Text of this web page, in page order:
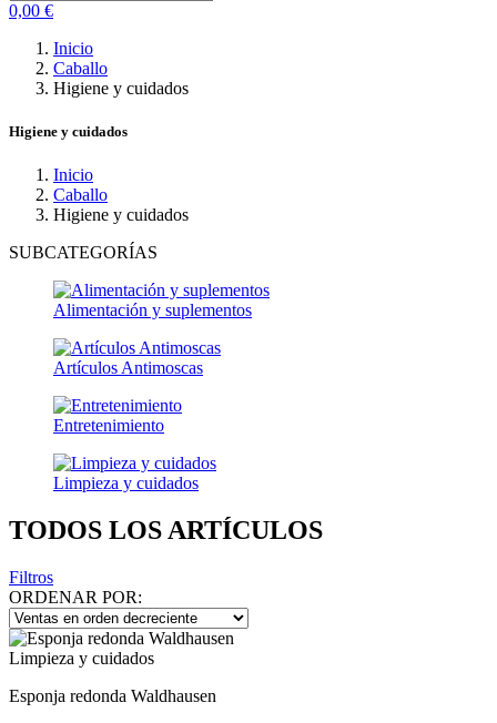
0,00 €
Inicio
Caballo
Higiene y cuidados
Higiene y cuidados
Inicio
Caballo
Higiene y cuidados
SUBCATEGORÍAS
Alimentación y suplementos
Artículos Antimoscas
Entretenimiento
Limpieza y cuidados
TODOS LOS ARTÍCULOS
Filtros
ORDENAR POR:
Limpieza y cuidados
Esponja redonda Waldhausen